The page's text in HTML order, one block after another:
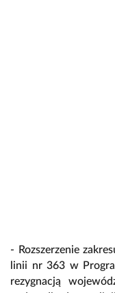
- Rozszerzenie
linii nr 363 w
rezygnacją